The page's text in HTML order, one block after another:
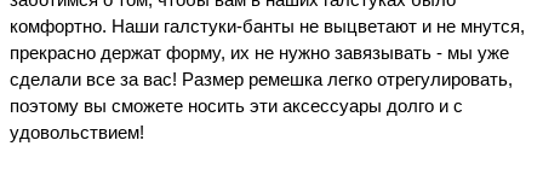
комфортно. Наши галстуки-банты не выцветают и не мнутся,
прекрасно держат форму, их не нужно завязывать - мы уже
сделали все за вас! Размер ремешка легко отрегулировать,
поэтому вы сможете носить эти аксессуары долго и с
удовольствием!